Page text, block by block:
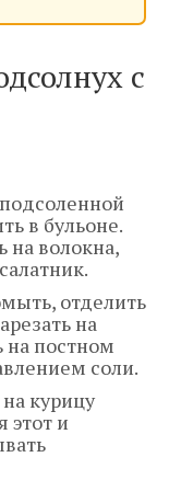
с
в бульоне.
на волокна,
отделить
на
на постном
соли.
курицу
этот и